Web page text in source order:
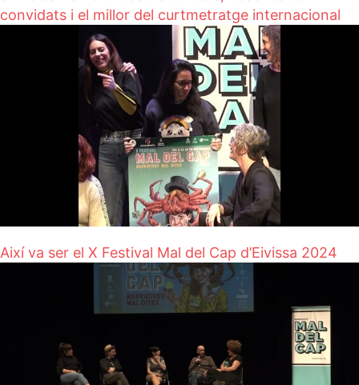
convidats i el millor del curtmetratge internacional
Així va ser el X Festival Mal del Cap d’Eivissa 2024